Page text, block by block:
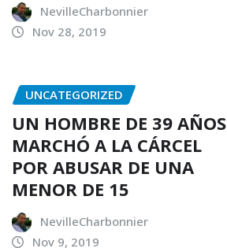
NevilleCharbonnier
Nov 28, 2019
UNCATEGORIZED
UN HOMBRE DE 39 AÑOS
MARCHÓ A LA CÁRCEL
POR ABUSAR DE UNA
MENOR DE 15
NevilleCharbonnier
Nov 9, 2019